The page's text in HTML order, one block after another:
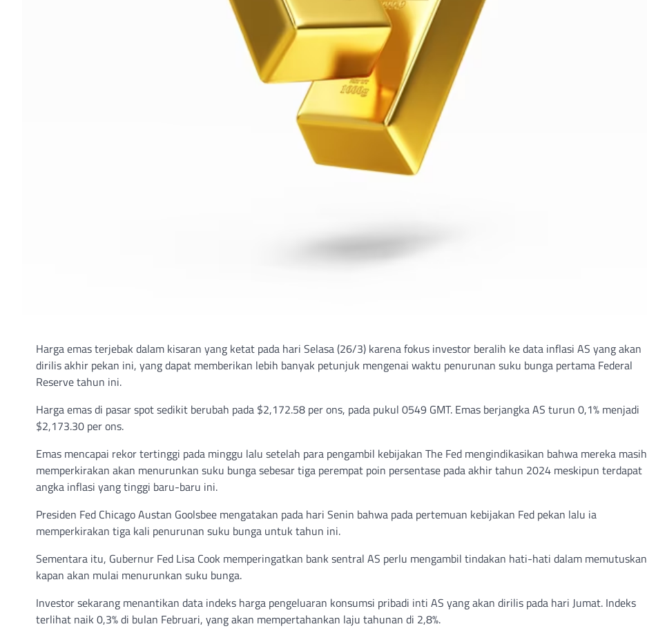
Harga emas terjebak dalam kisaran yang ketat pada hari Selasa (26/3) karena fokus investor beralih ke data inflasi AS yang akan
dirilis akhir pekan ini, yang dapat memberikan lebih banyak petunjuk mengenai waktu penurunan suku bunga pertama Federal
Reserve tahun ini.
Harga emas di pasar spot sedikit berubah pada $2,172.58 per ons, pada pukul 0549 GMT. Emas berjangka AS turun 0,1% menjadi
$2,173.30 per ons.
Emas mencapai rekor tertinggi pada minggu lalu setelah para pengambil kebijakan The Fed mengindikasikan bahwa mereka masih
memperkirakan akan menurunkan suku bunga sebesar tiga perempat poin persentase pada akhir tahun 2024 meskipun terdapat
angka inflasi yang tinggi baru-baru ini.
Presiden Fed Chicago Austan Goolsbee mengatakan pada hari Senin bahwa pada pertemuan kebijakan Fed pekan lalu ia
memperkirakan tiga kali penurunan suku bunga untuk tahun ini.
Sementara itu, Gubernur Fed Lisa Cook memperingatkan bank sentral AS perlu mengambil tindakan hati-hati dalam memutuskan
kapan akan mulai menurunkan suku bunga.
Investor sekarang menantikan data indeks harga pengeluaran konsumsi pribadi inti AS yang akan dirilis pada hari Jumat. Indeks
terlihat naik 0,3% di bulan Februari, yang akan mempertahankan laju tahunan di 2,8%.